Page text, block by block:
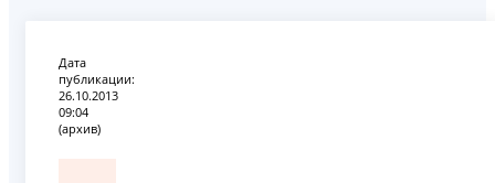
Дата
публикации:
26.10.2013
09:04
(архив)